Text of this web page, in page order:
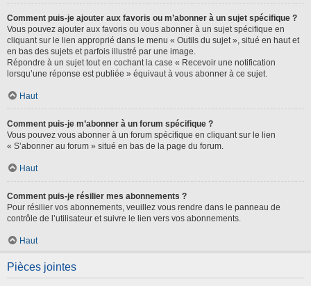
Comment puis-je ajouter aux favoris ou m’abonner à un sujet spécifique ?
Vous pouvez ajouter aux favoris ou vous abonner à un sujet spécifique en
cliquant sur le lien approprié dans le menu « Outils du sujet », situé en haut et
en bas des sujets et parfois illustré par une image.
Répondre à un sujet tout en cochant la case « Recevoir une notification
lorsqu’une réponse est publiée » équivaut à vous abonner à ce sujet.
Haut
Comment puis-je m’abonner à un forum spécifique ?
Vous pouvez vous abonner à un forum spécifique en cliquant sur le lien
« S’abonner au forum » situé en bas de la page du forum.
Haut
Comment puis-je résilier mes abonnements ?
Pour résilier vos abonnements, veuillez vous rendre dans le panneau de
contrôle de l’utilisateur et suivre le lien vers vos abonnements.
Haut
Pièces jointes